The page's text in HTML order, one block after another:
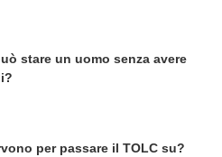
stare un uomo senza avere
per passare il TOLC su?